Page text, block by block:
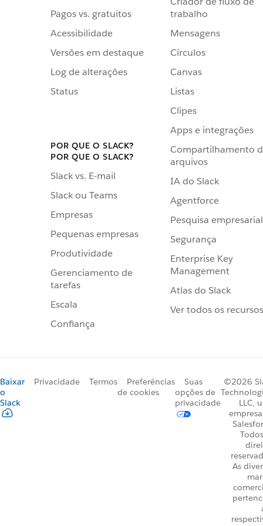
Pagos vs. gratuitos
Acessibilidade
Versões em destaque
Log de alterações
Status
POR QUE O SLACK?
POR QUE O SLACK?
Slack vs. E-mail
Slack ou Teams
Empresas
Pequenas empresas
Produtividade
Gerenciamento de
tarefas
Escala
Confiança
trabalho
Mensagens
Círculos
Canvas
Listas
Clipes
Apps e integrações
Compartilhamento
arquivos
IA do Slack
Agentforce
Pesquisa empresarial
Segurança
Enterprise Key
Management
Atlas do Slack
Ver todos os recursos
Baixar
o
Slack
Privacidade Termos
Preferências
de cookies
Suas
opções de
privacidade
©2026
LLC,
As